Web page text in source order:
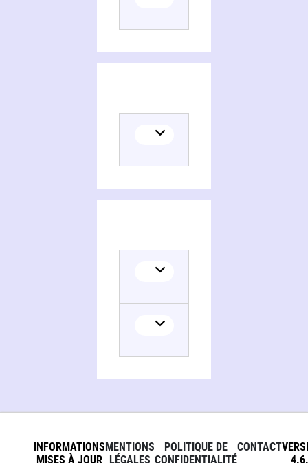
INFORMATIONS
MISES À JOUR
MENTIONS
LÉGALES
POLITIQUE DE
CONFIDENTIALITÉ
CONTACT